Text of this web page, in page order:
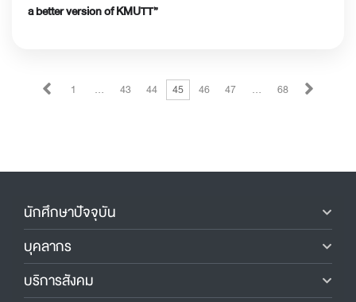
a better version of KMUTT”
1 … 43 44 45 46 47 … 68
นักศึกษาปัจจุบัน
บุคลากร
บริการสังคม